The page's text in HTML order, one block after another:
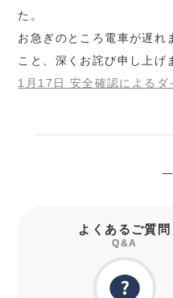
た。
お急ぎのところ電車が遅れ
こと、深くお詫び申し上げ
1月17日 安全確認による
よくあるご質問
Q&A